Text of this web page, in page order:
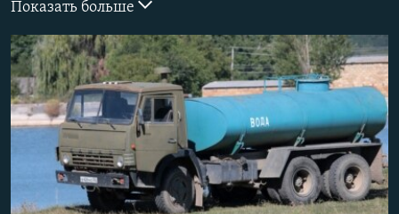
КРЫМ.НЕПОКОРЕННЫЙ
ELIFBE
УКРАИНСКАЯ ПРОБЛЕМА КРЫМА
ПРИСОЕДИНЯЙТЕСЬ!
Все сайты RFE/RL
Показать больше